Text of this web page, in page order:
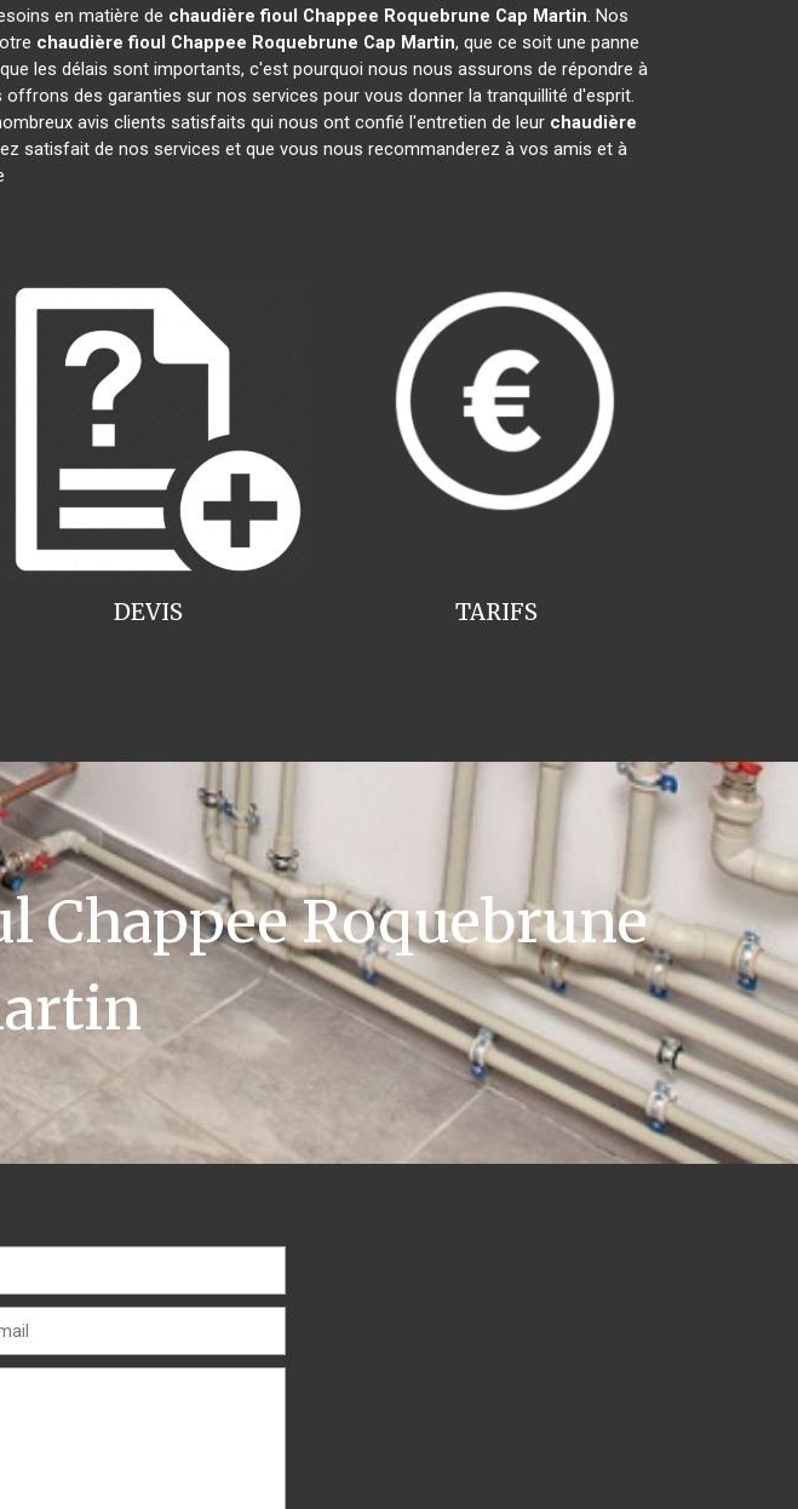
en matière de chaudière fioul Chappee Roquebrune Cap Martin. Nos
chaudière fioul Chappee Roquebrune Cap Martin, que ce soit une panne
les délais sont importants, c'est pourquoi nous nous assurons de répondre à
des garanties sur nos services pour vous donner la tranquillité d'esprit.
avis clients satisfaits qui nous ont confié l'entretien de leur chaudière
satisfait de nos services et que vous nous recommanderez à vos amis et à
TARIFS
DEVIS
Chappee Roquebrune